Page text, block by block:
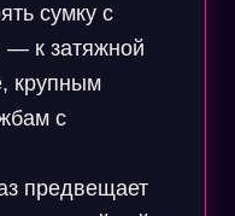
сумку с
— к затяжной
крупным
с
предвещает